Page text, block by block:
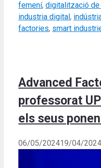
femení, digitalització de
industria digital ,
factories, smart
Advanced
professorat
els seus
06/05/202419/04/2024